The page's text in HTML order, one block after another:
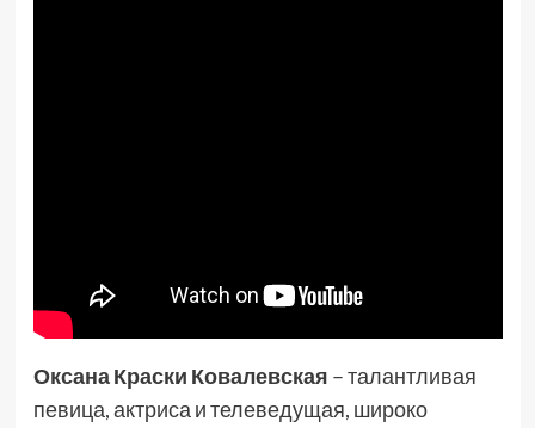
Оксана Краски Ковалевская – талантливая
певица, актриса и телеведущая, широко